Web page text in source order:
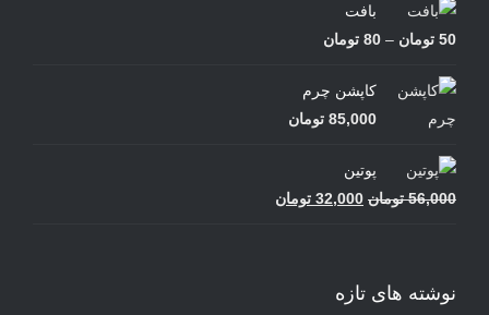
بافت
50 تومان –
80 تومان
50 تومان
تا
کاپشن چرم
85,000 تومان
پوتین
56,000 تومان قیمت
بود.
32,000 تومان
نوشته های تازه